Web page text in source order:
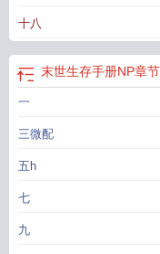
爪) 末世生存手册np笔趣阁最
十八
末世生存手册NP章
一
三微配
五h
七
九